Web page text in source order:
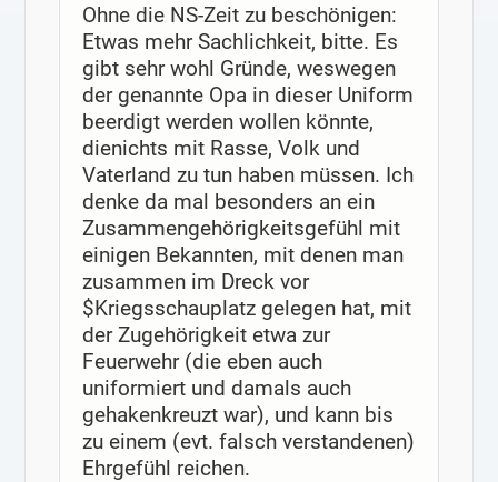
Ohne die NS-Zeit zu beschönigen:
Etwas mehr Sachlichkeit, bitte. Es
gibt sehr wohl Gründe, weswegen
der genannte Opa in dieser Uniform
beerdigt werden wollen könnte,
dienichts mit Rasse, Volk und
Vaterland zu tun haben müssen. Ich
denke da mal besonders an ein
Zusammengehörigkeitsgefühl mit
einigen Bekannten, mit denen man
zusammen im Dreck vor
$Kriegsschauplatz gelegen hat, mit
der Zugehörigkeit etwa zur
Feuerwehr (die eben auch
uniformiert und damals auch
gehakenkreuzt war), und kann bis
zu einem (evt. falsch verstandenen)
Ehrgefühl reichen.